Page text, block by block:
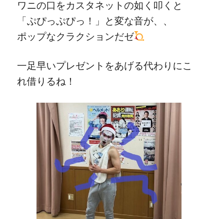
ワニの口をカスタネットの如く叩くと
「ぷぴっぷぴっ！」と変な音が、、
ポップなクラクションだゼ
一足早いプレゼントをあげる代わりにこ
れ借りるね！